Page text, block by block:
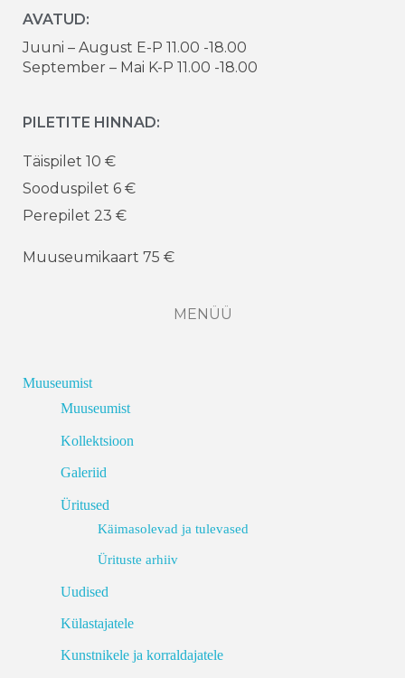
AVATUD:
Juuni – August E-P 11.00 -18.00
September – Mai K-P 11.00 -18.00
PILETITE HINNAD:
Täispilet 10 €
Sooduspilet 6 €
Perepilet 23 €
Muuseumikaart 75 €
MENÜÜ
Muuseumist
Muuseumist
Kollektsioon
Galeriid
Üritused
Käimasolevad ja tulevased
Ürituste arhiiv
Uudised
Külastajatele
Kunstnikele ja korraldajatele